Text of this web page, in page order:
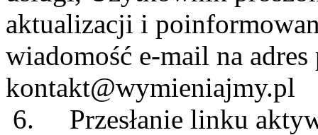
aktualizacji i
wiadomość e-mail na
kontakt@wymieniajmy.pl
6. Przesłanie linku